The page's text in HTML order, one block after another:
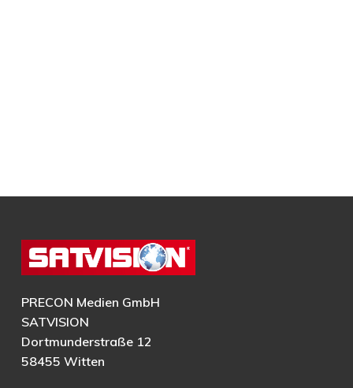
PRECON Medien GmbH
SATVISION
Dortmunderstraße 12
58455 Witten